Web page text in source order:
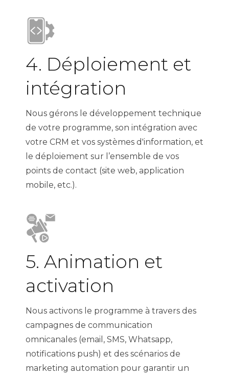
4. Déploiement et
intégration
Nous gérons le développement technique
de votre programme, son intégration avec
votre CRM et vos systèmes d'information, et
le déploiement sur l’ensemble de vos
points de contact (site web, application
mobile, etc.).
5. Animation et
activation
Nous activons le programme à travers des
campagnes de communication
omnicanales (email, SMS, Whatsapp,
notifications push) et des scénarios de
marketing automation pour garantir un